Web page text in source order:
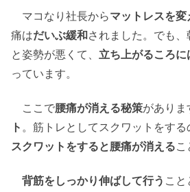
マコなり社長からマットレスを変
痛はだいぶ緩和されました。でも
と姿勢が悪くて、 立ち上がるころ
っています。
ここで腰痛が消える秘策がありま
ト 。筋トレとしてスクワットをする
スクワットをすると腰痛が消えるこ
背筋をしっかり伸ばして行う こと